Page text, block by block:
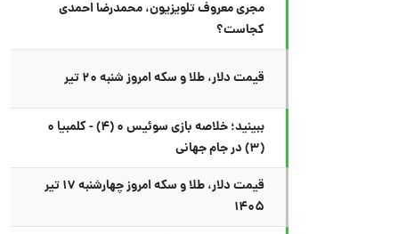
مجری معروف تلویزیون، محمدرضا احمدی
کجاست؟
قیمت دلار، طلا و سکه امروز شنبه ۲۰ تیر
ببینید؛ خلاصه بازی سوئیس ۰ (۴) - کلمبیا ۰
(۳) در جام جهانی
قیمت دلار، طلا و سکه امروز چهارشنبه ۱۷ تیر
۱۴۰۵